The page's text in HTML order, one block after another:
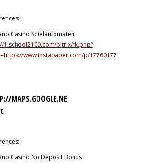
Casino Spielautomaten
1.school2100.com/bitrix/rk.php?
www.instapaper.com/p/17760177
MAPS.GOOGLE.NE
Casino No Deposit Bonus